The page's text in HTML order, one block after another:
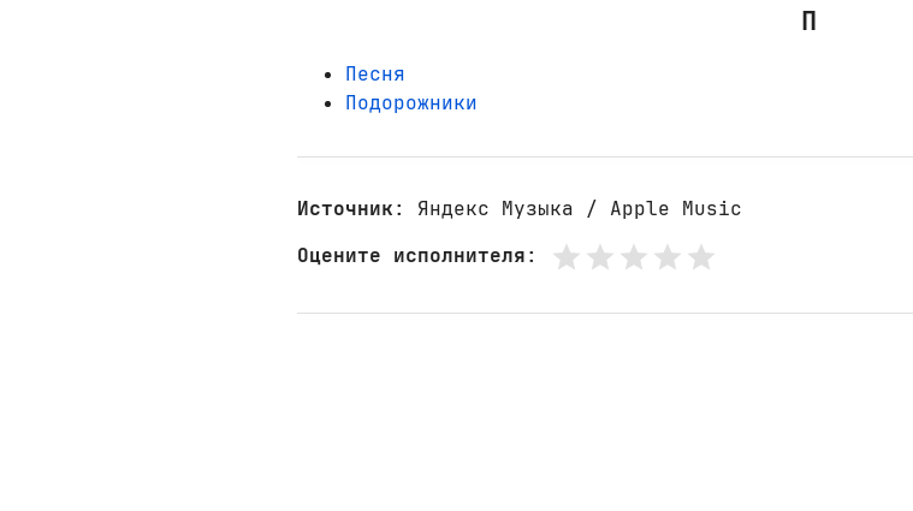
П
Песня
Подорожники
Источник: Яндекс Музыка / Apple Music
Оцените исполнителя: